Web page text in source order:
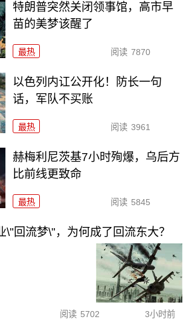
特朗普突然关闭领事馆，高市早
苗的美梦该醒了
最热 阅读 7870
以色列内讧公开化！防长一句
话，军队不买账
最热 阅读 3961
赫梅利尼茨基7小时殉爆，乌后方
比前线更致命
最热 阅读 5845
\"回流梦\"，为何成了回流东大？
阅读 5702 3小时前